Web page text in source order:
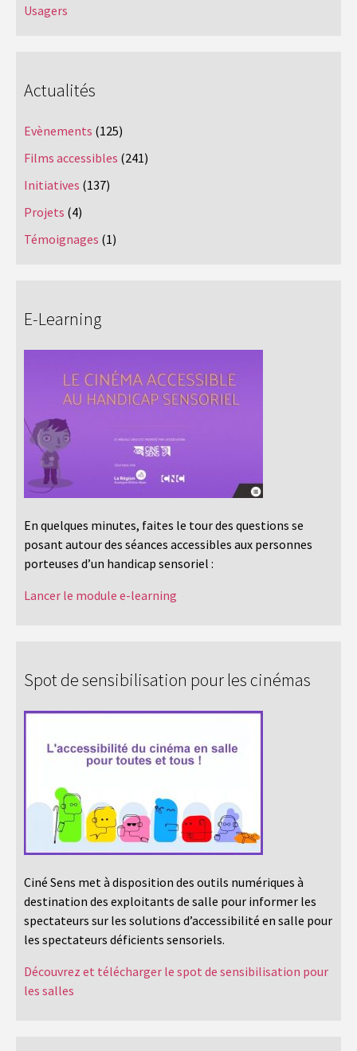
Usagers
Actualités
Evènements (125)
Films accessibles (241)
Initiatives (137)
Projets (4)
Témoignages (1)
E-Learning
En quelques minutes, faites le tour des questions se
posant autour des séances accessibles aux personnes
porteuses d’un handicap sensoriel :
Lancer le module e-learning
Spot de sensibilisation pour les cinémas
Ciné Sens met à disposition des outils numériques à
destination des exploitants de salle pour informer les
spectateurs sur les solutions d’accessibilité en salle pour
les spectateurs déficients sensoriels.
Découvrez et télécharger le spot de sensibilisation pour
les salles